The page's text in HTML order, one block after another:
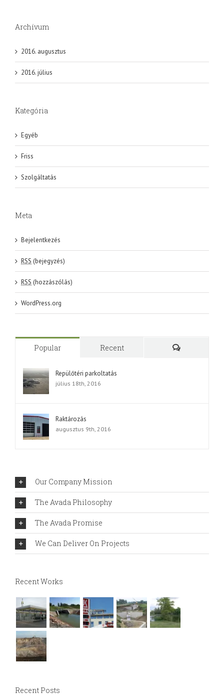
Archívum
2016. augusztus
2016. július
Kategória
Egyéb
Friss
Szolgáltatás
Meta
Bejelentkezés
RSS (bejegyzés)
RSS (hozzászólás)
WordPress.org
Popular
Recent
Repülőtéri parkoltatás
július 18th, 2016
Raktározás
augusztus 9th, 2016
Our Company Mission
The Avada Philosophy
The Avada Promise
We Can Deliver On Projects
Recent Works
Recent Posts